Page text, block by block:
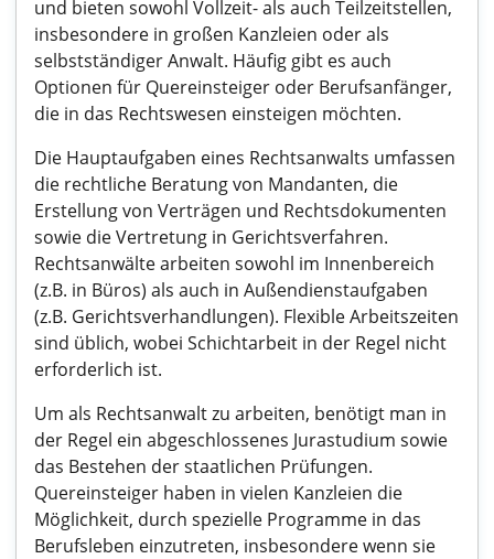
und bieten sowohl Vollzeit- als auch Teilzeitstellen,
insbesondere in großen Kanzleien oder als
selbstständiger Anwalt. Häufig gibt es auch
Optionen für Quereinsteiger oder Berufsanfänger,
die in das Rechtswesen einsteigen möchten.
Die Hauptaufgaben eines Rechtsanwalts umfassen
die rechtliche Beratung von Mandanten, die
Erstellung von Verträgen und Rechtsdokumenten
sowie die Vertretung in Gerichtsverfahren.
Rechtsanwälte arbeiten sowohl im Innenbereich
(z.B. in Büros) als auch in Außendienstaufgaben
(z.B. Gerichtsverhandlungen). Flexible Arbeitszeiten
sind üblich, wobei Schichtarbeit in der Regel nicht
erforderlich ist.
Um als Rechtsanwalt zu arbeiten, benötigt man in
der Regel ein abgeschlossenes Jurastudium sowie
das Bestehen der staatlichen Prüfungen.
Quereinsteiger haben in vielen Kanzleien die
Möglichkeit, durch spezielle Programme in das
Berufsleben einzutreten, insbesondere wenn sie